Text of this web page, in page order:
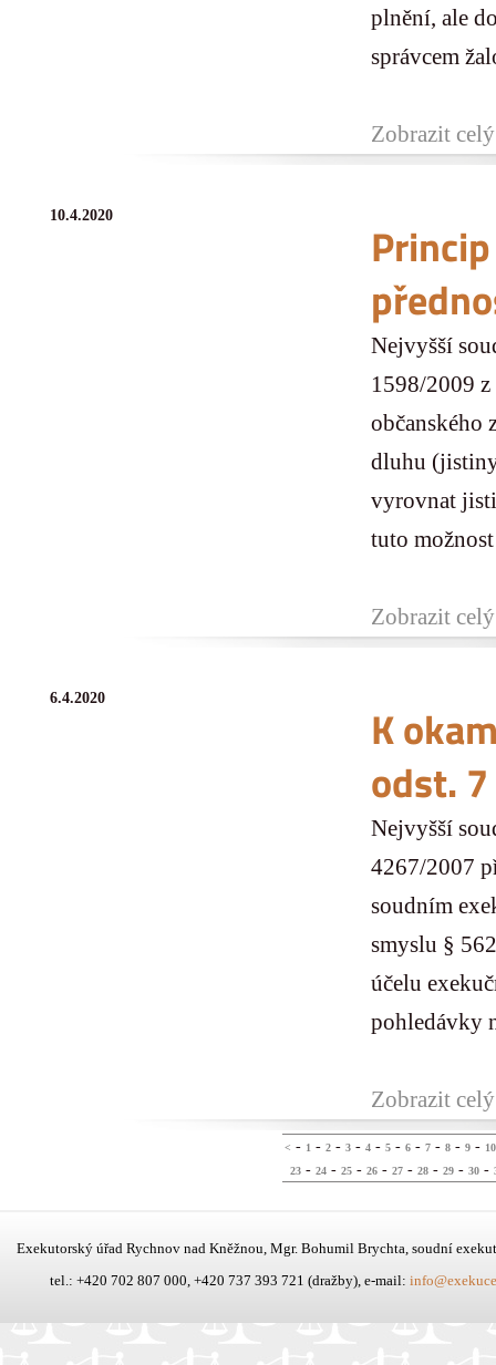
plnění, ale
správcem
Zobrazit
10.4.2020
Nejvyšší
1598/2009
občanského
dluhu
vyrovnat
tuto
Zobrazit
6.4.2020
K
odst. 7
Nejvyšší
4267/2007
soudním
smyslu §
účelu
pohledávky
Zobrazit
< - 1- 2- 3- 4- 5- 6- 7- 8- 9- 10
23 - 24 - 25 - 26 - 27 - 28 - 29 - 30 -
Exekutorský úřad Rychnov nad Kněžnou, Mgr. Bohumil Brychta, soudní
tel.: +420 702 807 000, +420 737 393 721 (dražby), e-mail: